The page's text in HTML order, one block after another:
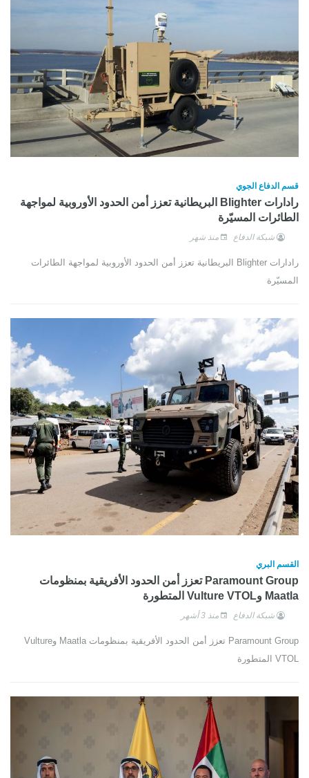
قسم الدفاع الجوي
رادارات Blighter البريطانية تعزز أمن الحدود الأوروبية لمواجهة
الطائرات المسيّرة
شبكة الدفاع منذ شهر
رادارات Blighter البريطانية تعزز أمن الحدود الأوروبية لمواجهة الطائرات
المسيّرة
القسم البري
Paramount Group تعزز أمن الحدود الأفريقية بمنظومات
Maatla وVulture VTOL المتطورة
شبكة الدفاع منذ 3 أشهر
Paramount Group تعزز أمن الحدود الأفريقية بمنظومات Maatla وVulture
VTOL المتطورة